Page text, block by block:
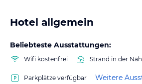
Hotel allgemein
Beliebteste Ausstattungen:
Wifi kostenfrei Strand in der
Parkplätze verfügbar Weitere